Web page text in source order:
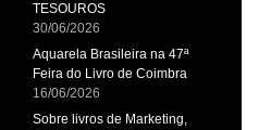
TESOUROS
30/06/2026
Aquarela Brasileira na 47ª
Feira do Livro de Coimbra
16/06/2026
Sobre livros de Marketing,